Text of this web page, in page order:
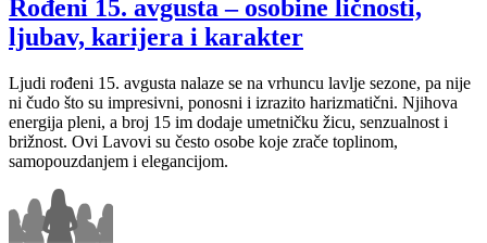
Rođeni 15. avgusta – osobine ličnosti,
ljubav, karijera i karakter
Ljudi rođeni 15. avgusta nalaze se na vrhuncu lavlje sezone, pa nije
ni čudo što su impresivni, ponosni i izrazito harizmatični. Njihova
energija pleni, a broj 15 im dodaje umetničku žicu, senzualnost i
brižnost. Ovi Lavovi su često osobe koje zrače toplinom,
samopouzdanjem i elegancijom.